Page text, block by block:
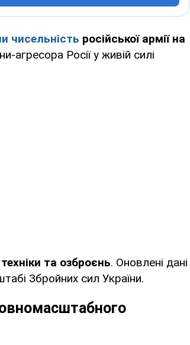
чисельність російської армії на
агресора Росії у живій силі
та озброєнь. Оновлені дані
Збройних сил України.